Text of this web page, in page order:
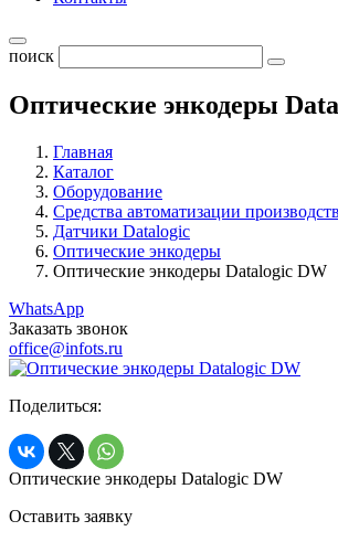
поиск
Оптические энкодеры
Главная
Каталог
Оборудование
Средства автоматизации
Датчики Datalogic
Оптические энкодеры
Оптические энкодеры Datalogic DW
WhatsApp
Заказать звонок
office@infots.ru
Поделиться:
Оптические энкодеры Datalogic DW
Оставить заявку